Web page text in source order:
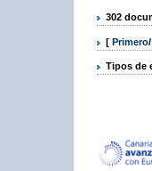
302
[ Primero/
Tipos de